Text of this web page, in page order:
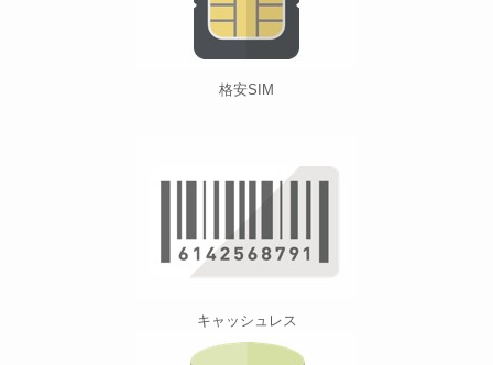
格安SIM
キャッシュレス